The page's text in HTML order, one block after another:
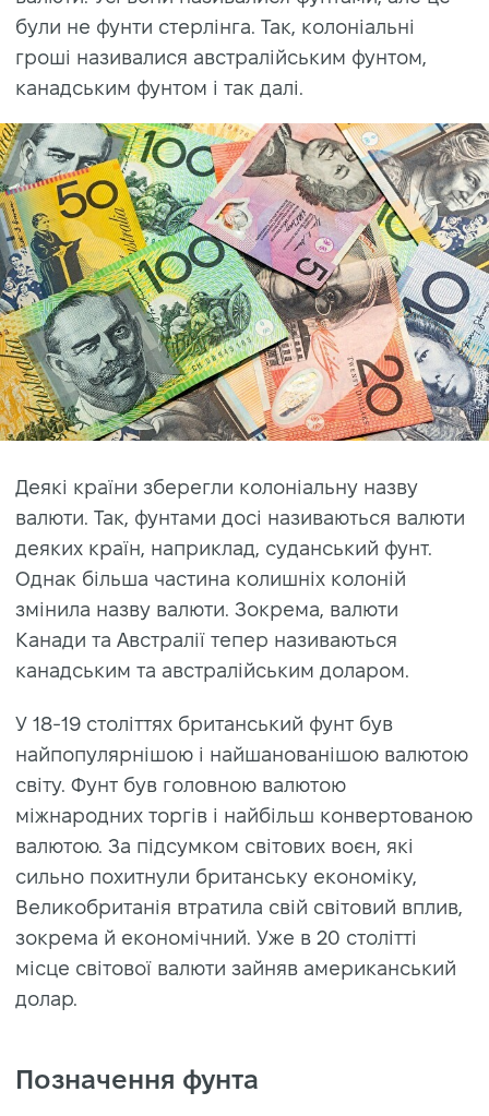
були не фунти стерлінга. Так, колоніальні
гроші називалися австралійським фунтом,
канадським фунтом і так далі.
Деякі країни зберегли колоніальну назву
валюти. Так, фунтами досі називаються валюти
деяких країн, наприклад, суданський фунт.
Однак більша частина колишніх колоній
змінила назву валюти. Зокрема, валюти
Канади та Австралії тепер називаються
канадським та австралійським доларом.
У 18-19 століттях британський фунт був
найпопулярнішою і найшанованішою валютою
світу. Фунт був головною валютою
міжнародних торгів і найбільш конвертованою
валютою. За підсумком світових воєн, які
сильно похитнули британську економіку,
Великобританія втратила свій світовий вплив,
зокрема й економічний. Уже в 20 столітті
місце світової валюти зайняв американський
долар.
Позначення фунта